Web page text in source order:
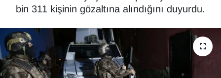
bin 311 kişinin gözaltına alındığını duyurdu.
Deprem
Dernekler, Odalar
Diğer
Son Dakika Haberleri
Haber Arşivi